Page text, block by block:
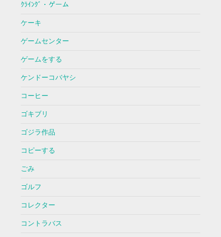
ｸﾗｲﾝｸﾞ・ゲーム
ケーキ
ゲームセンター
ゲームをする
ケンドーコバヤシ
コーヒー
ゴキブリ
ゴジラ作品
コピーする
ごみ
ゴルフ
コレクター
コントラバス